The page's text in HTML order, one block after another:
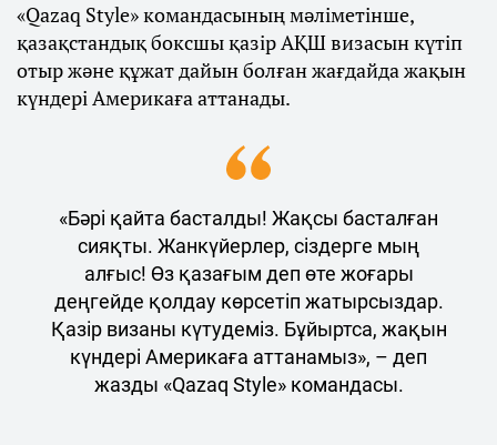
«Qazaq Style» командасының мәліметінше,
қазақстандық боксшы қазір АҚШ визасын күтіп
отыр және құжат дайын болған жағдайда жақын
күндері Америкаға аттанады.
«Бәрі қайта басталды! Жақсы басталған
сияқты. Жанкүйерлер, сіздерге мың
алғыс! Өз қазағым деп өте жоғары
деңгейде қолдау көрсетіп жатырсыздар.
Қазір визаны күтудеміз. Бұйыртса, жақын
күндері Америкаға аттанамыз», – деп
жазды «Qazaq Style» командасы.